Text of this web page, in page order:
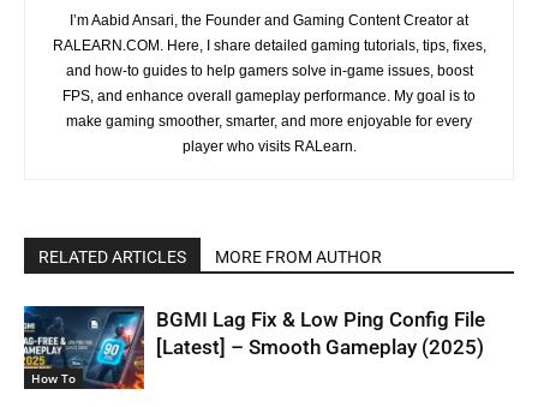
I’m Aabid Ansari, the Founder and Gaming Content Creator at
RALEARN.COM. Here, I share detailed gaming tutorials, tips, fixes,
and how-to guides to help gamers solve in-game issues, boost
FPS, and enhance overall gameplay performance. My goal is to
make gaming smoother, smarter, and more enjoyable for every
player who visits RALearn.
RELATED ARTICLES MORE FROM AUTHOR
How To
BGMI Lag Fix & Low Ping Config File
[Latest] – Smooth Gameplay (2025)